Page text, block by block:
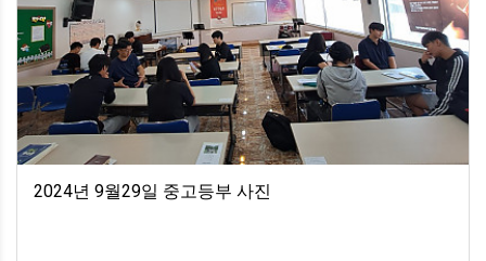
2024년 9월29일 중고등부 사진